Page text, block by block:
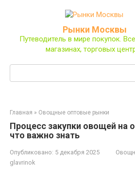
Рынки Москвы
Путеводитель в мире покупок.
магазинах, торговых
Главная » Овощные оптовые рынки
Процесс закупки овощей на
что важно знать
Опубликовано: 5 декабря 2025
glavrinok